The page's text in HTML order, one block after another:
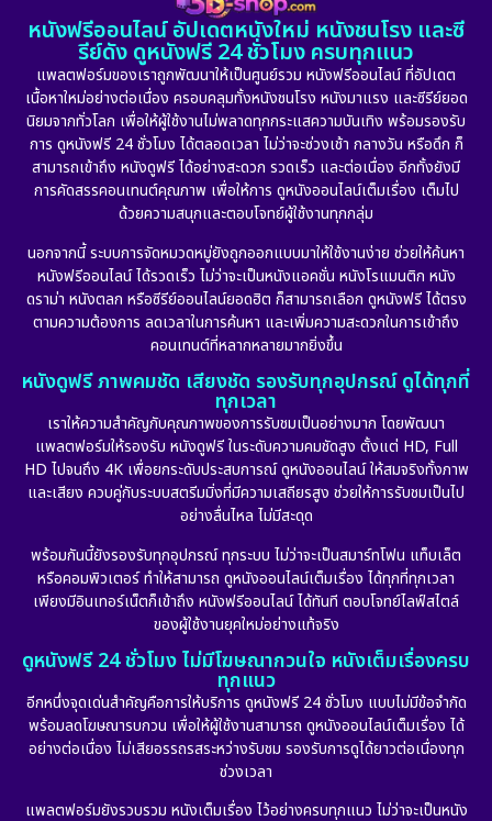
หนังฟรีออนไลน์ อัปเดตหนังใหม่ หนังชนโรง และซี
รีย์ดัง ดูหนังฟรี 24 ชั่วโมง ครบทุกแนว
แพลตฟอร์มของเราถูกพัฒนาให้เป็นศูนย์รวม หนังฟรีออนไลน์ ที่อัปเดต
เนื้อหาใหม่อย่างต่อเนื่อง ครอบคลุมทั้งหนังชนโรง หนังมาแรง และซีรีย์ยอด
นิยมจากทั่วโลก เพื่อให้ผู้ใช้งานไม่พลาดทุกกระแสความบันเทิง พร้อมรองรับ
การ ดูหนังฟรี 24 ชั่วโมง ได้ตลอดเวลา ไม่ว่าจะช่วงเช้า กลางวัน หรือดึก ก็
สามารถเข้าถึง หนังดูฟรี ได้อย่างสะดวก รวดเร็ว และต่อเนื่อง อีกทั้งยังมี
การคัดสรรคอนเทนต์คุณภาพ เพื่อให้การ ดูหนังออนไลน์เต็มเรื่อง เต็มไป
ด้วยความสนุกและตอบโจทย์ผู้ใช้งานทุกกลุ่ม
นอกจากนี้ ระบบการจัดหมวดหมู่ยังถูกออกแบบมาให้ใช้งานง่าย ช่วยให้ค้นหา
หนังฟรีออนไลน์ ได้รวดเร็ว ไม่ว่าจะเป็นหนังแอคชั่น หนังโรแมนติก หนัง
ดราม่า หนังตลก หรือซีรีย์ออนไลน์ยอดฮิต ก็สามารถเลือก ดูหนังฟรี ได้ตรง
ตามความต้องการ ลดเวลาในการค้นหา และเพิ่มความสะดวกในการเข้าถึง
คอนเทนต์ที่หลากหลายมากยิ่งขึ้น
หนังดูฟรี ภาพคมชัด เสียงชัด รองรับทุกอุปกรณ์ ดูได้ทุกที่
ทุกเวลา
เราให้ความสำคัญกับคุณภาพของการรับชมเป็นอย่างมาก โดยพัฒนา
แพลตฟอร์มให้รองรับ หนังดูฟรี ในระดับความคมชัดสูง ตั้งแต่ HD, Full
HD ไปจนถึง 4K เพื่อยกระดับประสบการณ์ ดูหนังออนไลน์ ให้สมจริงทั้งภาพ
และเสียง ควบคู่กับระบบสตรีมมิ่งที่มีความเสถียรสูง ช่วยให้การรับชมเป็นไป
อย่างลื่นไหล ไม่มีสะดุด
พร้อมกันนี้ยังรองรับทุกอุปกรณ์ ทุกระบบ ไม่ว่าจะเป็นสมาร์ทโฟน แท็บเล็ต
หรือคอมพิวเตอร์ ทำให้สามารถ ดูหนังออนไลน์เต็มเรื่อง ได้ทุกที่ทุกเวลา
เพียงมีอินเทอร์เน็ตก็เข้าถึง หนังฟรีออนไลน์ ได้ทันที ตอบโจทย์ไลฟ์สไตล์
ของผู้ใช้งานยุคใหม่อย่างแท้จริง
ดูหนังฟรี 24 ชั่วโมง ไม่มีโฆษณากวนใจ หนังเต็มเรื่องครบ
ทุกแนว
อีกหนึ่งจุดเด่นสำคัญคือการให้บริการ ดูหนังฟรี 24 ชั่วโมง แบบไม่มีข้อจำกัด
พร้อมลดโฆษณารบกวน เพื่อให้ผู้ใช้งานสามารถ ดูหนังออนไลน์เต็มเรื่อง ได้
อย่างต่อเนื่อง ไม่เสียอรรถรสระหว่างรับชม รองรับการดูได้ยาวต่อเนื่องทุก
ช่วงเวลา
แพลตฟอร์มยังรวบรวม หนังเต็มเรื่อง ไว้อย่างครบทุกแนว ไม่ว่าจะเป็นหนัง